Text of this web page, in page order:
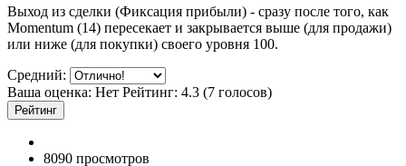
Выход из сделки (Фиксация прибыли) - сразу после того, как
Momentum (14) пересекает и закрывается выше (для продажи)
или ниже (для покупки) своего уровня 100.
Средний:
Ваша оценка: Нет Рейтинг: 4.3 (7 голосов)
8090 просмотров